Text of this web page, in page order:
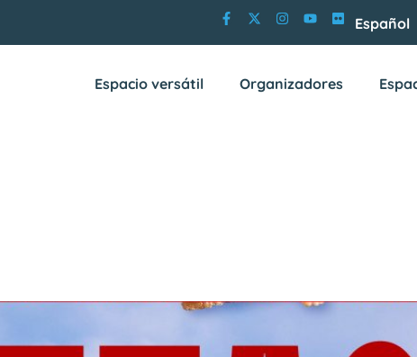
Español
Espacio versátil Organizadores